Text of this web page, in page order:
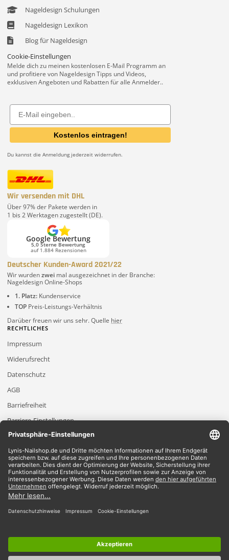
Nageldesign Schulungen
Nageldesign Lexikon
Blog für Nageldesign
Cookie-Einstellungen
Melde dich zu meinen kostenlosen E-Mail Programm an
und profitiere von Nageldesign Tipps und Videos,
exklusiven Angeboten und Rabatten für alle Anmelder..
Email
Kostenlos eintragen!
Du kannst die Anmeldung jederzeit widerrufen.
Wir versenden mit DHL
Über 97% der Pakete werden in
1 bis 2 Werktagen zugestellt (DE).
Google Bewertung
5,0 Sterne Bewertung
auf 1.884 Rezensionen
Deutscher Kunden-Award 2021/22
Wir wurdenzwei mal ausgezeichnet in der Branche:
Nageldesign Online-Shops
1. Platz: Kundenservice
TOP Preis-Leistungs-Verhältnis
Darüber freuen wir uns sehr. Quelle hier
RECHTLICHES
Impressum
Widerufsrecht
Datenschutz
AGB
Barriefreiheit
Barriere-Einstellungen
2026 Lynis-Nailshop.de | Alle Rechte vorbehalten | Dein Nailshop für Nageldesign
Produkte
*Gilt für Lieferungen innerhalb Deutschlands, Lieferzeiten für andere Länder
entnehmen Sie bitte der Schaltfläche mit den Versandinformationen.
*Alle Preise verstehen sich inklusive Mehrwertsteuer und zzgl. Versandkosten
Wir akzeptieren